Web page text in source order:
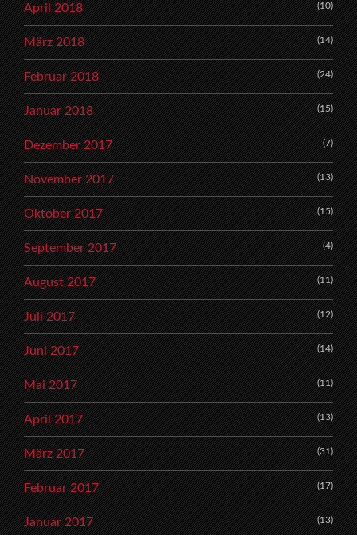
April 2018 (10)
März 2018 (14)
Februar 2018 (24)
Januar 2018 (15)
Dezember 2017 (7)
November 2017 (13)
Oktober 2017 (15)
September 2017 (4)
August 2017 (11)
Juli 2017 (12)
Juni 2017 (14)
Mai 2017 (11)
April 2017 (13)
März 2017 (31)
Februar 2017 (17)
Januar 2017 (13)